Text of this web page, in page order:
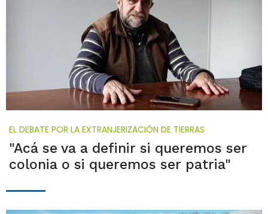
EL DEBATE POR LA EXTRANJERIZACIÓN DE TIERRAS
"Acá se va a definir si queremos ser
colonia o si queremos ser patria"